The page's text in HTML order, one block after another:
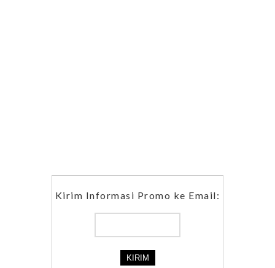
Kirim Informasi Promo ke Email: